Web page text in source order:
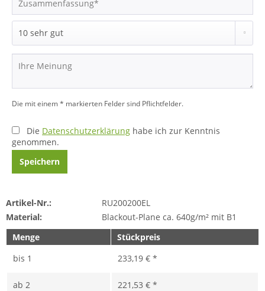
Die mit einem * markierten Felder sind Pflichtfelder.
Die Datenschutzerklärung habe ich zur Kenntnis
genommen.
Speichern
Artikel-Nr.:
RU200200EL
Material:
Blackout-Plane ca. 640g/m² mit B1
Menge
Stückpreis
bis 1 233,19 € *
ab 2 221,53 € *